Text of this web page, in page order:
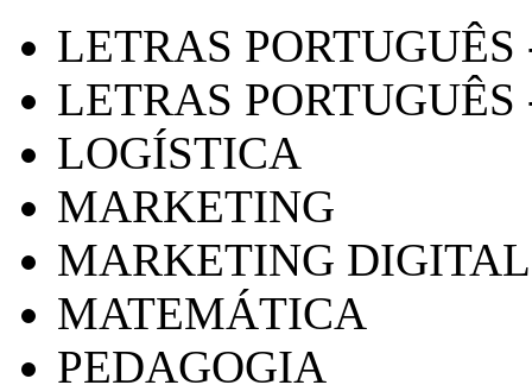
LETRAS
LETRAS PORTUGUÊS
LOGÍSTICA
MARKETING
MARKETING DIGITAL
MATEMÁTICA
PEDAGOGIA